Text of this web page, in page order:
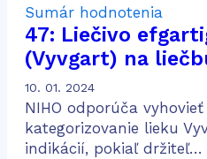
Sumár hodnotenia
47: Liečivo
(Vyvgart) na
gravis
10. 01. 2024
NIHO odporúča
kategorizovanie lieku
indikácií, pokiaľ držiteľ…